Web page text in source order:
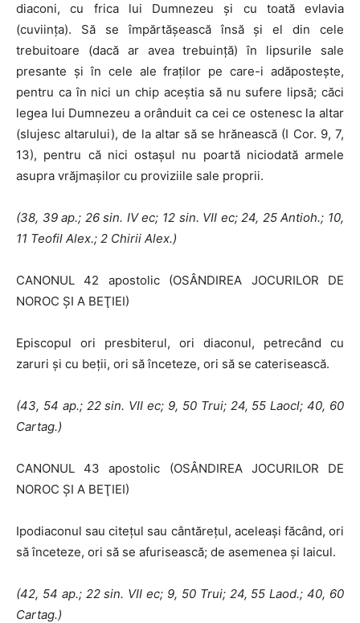
diaconi, cu frica lui Dum­nezeu şi cu toată evlavia
(cuviinţa). Să se împărtăşească însă şi el din cele
trebuitoare (dacă ar avea trebuinţă) în lipsurile sale
presante şi în cele ale fraţilor pe care-i adăposteşte,
pentru ca în nici un chip aceştia să nu su­fere lipsă; căci
legea lui Dumnezeu a orânduit ca cei ce ostenesc la altar
(slujesc altarului), de la altar să se hrănească (I Cor. 9, 7,
13), pentru că nici ostaşul nu poartă niciodată armele
asupra vrăjmaşilor cu proviziile sale proprii.
(38, 39 ap.; 26 sin. IVec; 12 sin. VII ec; 24, 25 Antioh.; 10,
11 Teofil Alex.; 2 Chirii Alex.)
CANONUL 42 apostolic (OSÂNDIREA JOCURILOR DE
NOROC ŞI A BEŢIEI)
Episcopul ori presbiterul, ori diaconul, petrecând cu
zaruri şi cu beţii, ori să înceteze, ori să se caterisească.
(43, 54 ap.; 22 sin. VII ec; 9, 50 Trui; 24, 55 Laocl; 40, 60
Cartag.)
CANONUL 43 apostolic (OSÂNDIREA JOCURILOR DE
NOROC ŞI A BEŢIEI)
Ipodiaconul sau citeţul sau cântăreţul, aceleaşi făcând, ori
să înceteze, ori să se afurisească; de asemenea şi laicul.
(42, 54 ap.; 22 sin. VII ec; 9, 50 Trui; 24, 55 Laod.; 40, 60
Cartag.)